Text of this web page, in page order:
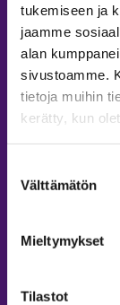
tukemiseen ja
jaamme
alan
sivustoamme.
tietoja muihin
kerätty, kun
valinta
Välttämätön
Mieltymykset
Tilastot